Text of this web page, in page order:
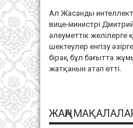
Ал Жасанды
вице-министрі
әлеуметтік желілерге
шектеулер енгізу
бірақ бұл бағытта
жатқанын атап өтті.
ЖАҢА